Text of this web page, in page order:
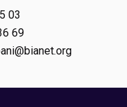
03
69